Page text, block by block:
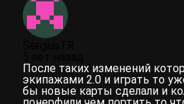
После таких изменений
экипажами 2.0 и играть то
бы новые карты сделали и